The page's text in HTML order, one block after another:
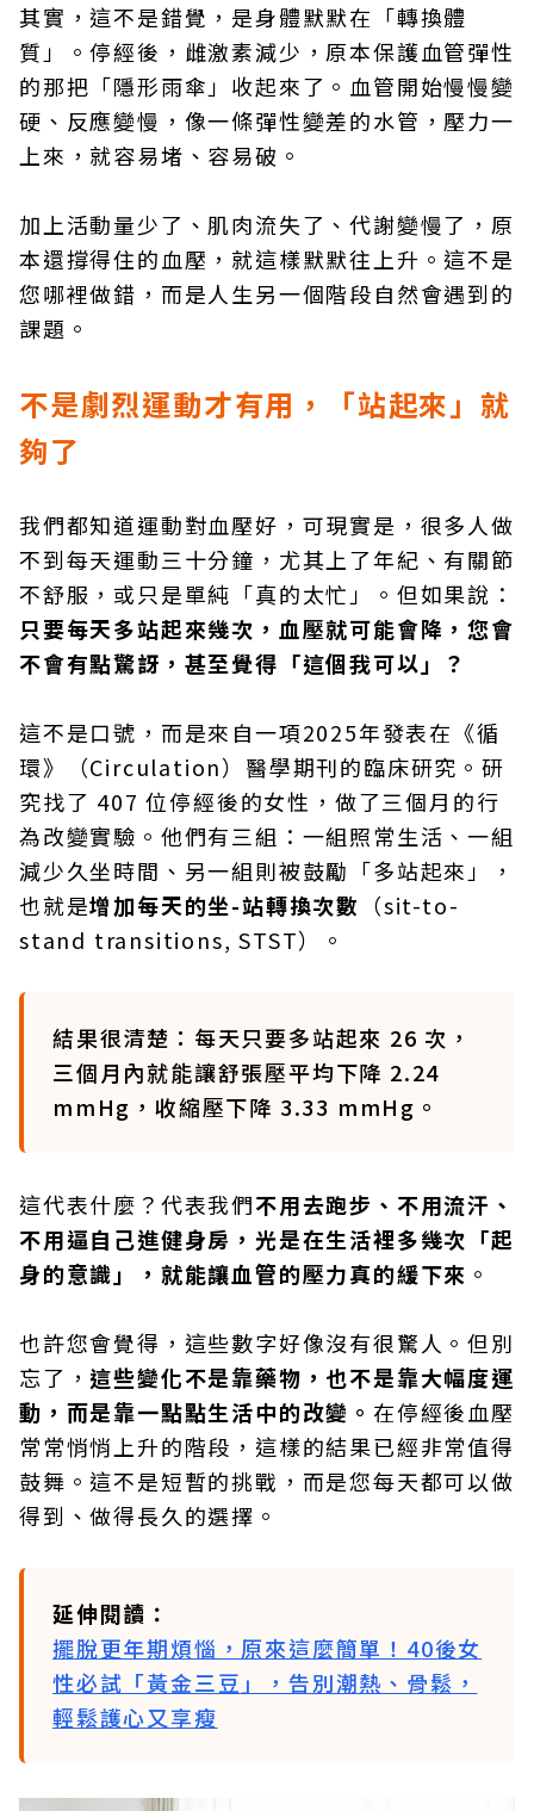
其實，這不是錯覺，是身體默默在「轉換體
質」。停經後，雌激素減少，原本保護血管彈性
的那把「隱形雨傘」收起來了。血管開始慢慢變
硬、反應變慢，像一條彈性變差的水管，壓力一
上來，就容易堵、容易破。
加上活動量少了、肌肉流失了、代謝變慢了，原
本還撐得住的血壓，就這樣默默往上升。這不是
您哪裡做錯，而是人生另一個階段自然會遇到的
課題。
不是劇烈運動才有用，「站起來」就
夠了
我們都知道運動對血壓好，可現實是，很多人做
不到每天運動三十分鐘，尤其上了年紀、有關節
不舒服，或只是單純「真的太忙」。但如果說：
只要每天多站起來幾次，血壓就可能會降，您會
不會有點驚訝，甚至覺得「這個我可以」？
這不是口號，而是來自一項2025年發表在《循
環》（Circulation）醫學期刊的臨床研究。研
究找了 407 位停經後的女性，做了三個月的行
為改變實驗。他們有三組：一組照常生活、一組
減少久坐時間、另一組則被鼓勵「多站起來」，
也就是增加每天的坐-站轉換次數 （sit-to-
stand transitions, STST）。
結果很清楚：每天只要多站起來 26 次，
三個月內就能讓舒張壓平均下降 2.24
mmHg，收縮壓下降 3.33 mmHg。
這代表什麼？代表我們不用去跑步、不用流汗、
不用逼自己進健身房，光是在生活裡多幾次「起
身的意識」，就能讓血管的壓力真的緩下來 。
也許您會覺得，這些數字好像沒有很驚人。但別
忘了，這些變化不是靠藥物，也不是靠大幅度運
動，而是靠一點點生活中的改變。 在停經後血壓
常常悄悄上升的階段，這樣的結果已經非常值得
鼓舞。這不是短暫的挑戰，而是您每天都可以做
得到、做得長久的選擇。
延伸閱讀：
擺脫更年期煩惱，原來這麼簡單！40後女
性必試「黃金三豆」，告別潮熱、骨鬆，
輕鬆護心又享瘦